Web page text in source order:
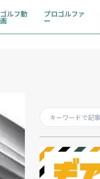
ゴルフ動
画
プロゴルファ
ー